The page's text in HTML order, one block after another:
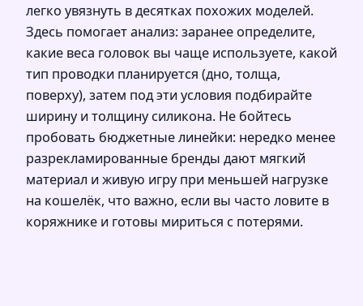
легко увязнуть в десятках похожих моделей.
Здесь помогает анализ: заранее определите,
какие веса головок вы чаще используете, какой
тип проводки планируется (дно, толща,
поверху), затем под эти условия подбирайте
ширину и толщину силикона. Не бойтесь
пробовать бюджетные линейки: нередко менее
разрекламированные бренды дают мягкий
материал и живую игру при меньшей нагрузке
на кошелёк, что важно, если вы часто ловите в
коряжнике и готовы мириться с потерями.